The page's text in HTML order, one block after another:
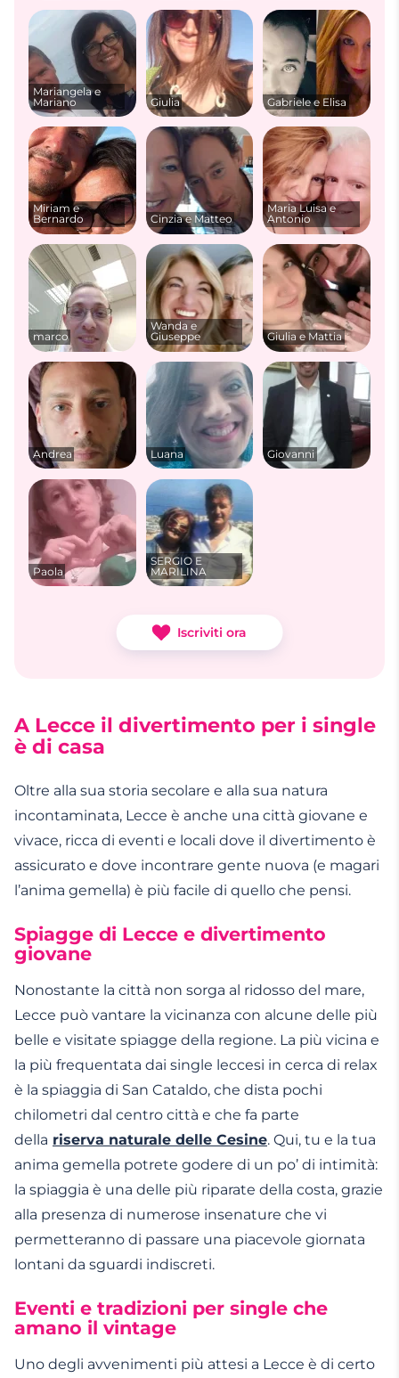
Mariangela e
Mariano
Giulia Gabriele e Elisa
Miriam e
Bernardo
Cinzia e Matteo
Maria Luisa e
Antonio
marco
Wanda e
Giuseppe
Giulia e Mattia
Andrea Luana Giovanni
Paola
SERGIO E
MARILINA
Iscriviti ora
A Lecce il divertimento per i single
è di casa
Oltre alla sua storia secolare e alla sua natura
incontaminata, Lecce è anche una città giovane e
vivace, ricca di eventi e locali dove il divertimento è
assicurato e dove incontrare gente nuova (e magari
l’anima gemella) è più facile di quello che pensi.
Spiagge di Lecce e divertimento
giovane
Nonostante la città non sorga al ridosso del mare,
Lecce può vantare la vicinanza con alcune delle più
belle e visitate spiagge della regione. La più vicina e
la più frequentata dai single leccesi in cerca di relax
è la spiaggia di San Cataldo, che dista pochi
chilometri dal centro città e che fa parte
della riserva naturale delle Cesine. Qui, tu e la tua
anima gemella potrete godere di un po’ di intimità:
la spiaggia è una delle più riparate della costa, grazie
alla presenza di numerose insenature che vi
permetteranno di passare una piacevole giornata
lontani da sguardi indiscreti.
Eventi e tradizioni per single che
amano il vintage
Uno degli avvenimenti più attesi a Lecce è di certo